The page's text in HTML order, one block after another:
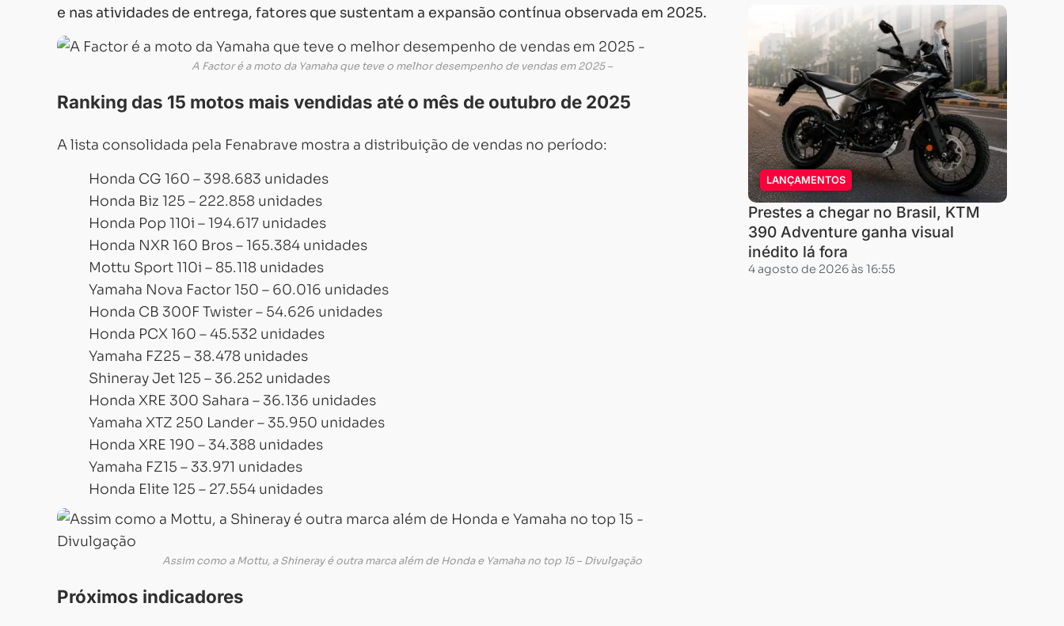
e nas atividades de entrega, fatores que sustentam a expansão contínua observada em 2025.
A Factor é a moto da Yamaha que teve o melhor desempenho de vendas em 2025 –
Ranking das 15 motos mais vendidas até o mês de outubro de 2025
A lista consolidada pela Fenabrave mostra a distribuição de vendas no período:
Honda CG 160 – 398.683 unidades
Honda Biz 125 – 222.858 unidades
Honda Pop 110i – 194.617 unidades
Honda NXR 160 Bros – 165.384 unidades
Mottu Sport 110i – 85.118 unidades
Yamaha Nova Factor 150 – 60.016 unidades
Honda CB 300F Twister – 54.626 unidades
Honda PCX 160 – 45.532 unidades
Yamaha FZ25 – 38.478 unidades
Shineray Jet 125 – 36.252 unidades
Honda XRE 300 Sahara – 36.136 unidades
Yamaha XTZ 250 Lander – 35.950 unidades
Honda XRE 190 – 34.388 unidades
Yamaha FZ15 – 33.971 unidades
Honda Elite 125 – 27.554 unidades
Assim como a Mottu, a Shineray é outra marca além de Honda e Yamaha no top 15 – Divulgação
Próximos indicadores
LANÇAMENTOS
Prestes a chegar no Brasil, KTM
390 Adventure ganha visual
inédito lá fora
4 agosto de 2026 às 16:55